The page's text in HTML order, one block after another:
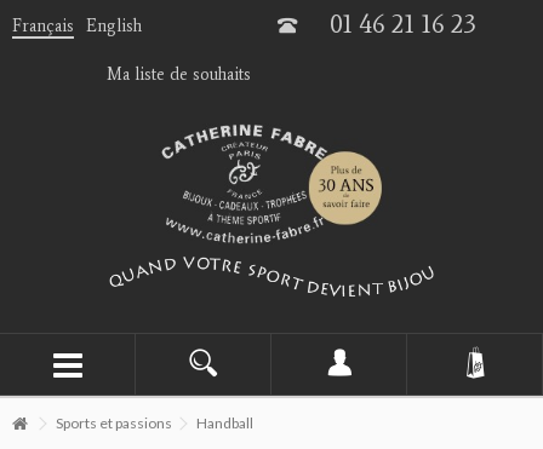
Français English 01 46 21 16 23
Ma liste de souhaits
Sports et passions Handball